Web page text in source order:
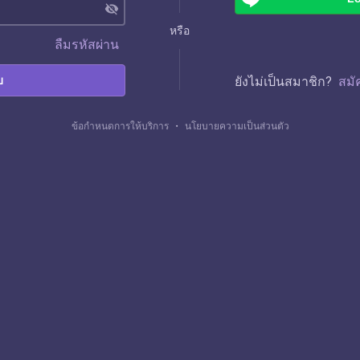
visibility_off
ลืมรหัสผ่าน
หรือ
ยังไม่เป็นสมาชิก? สมั
ข้อกำหนดการให้บริการ ・ นโยบายความเป็นส่วนตัว